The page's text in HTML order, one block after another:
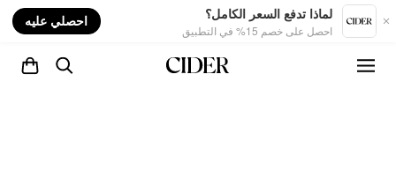
لماذا تدفع السعر الكامل؟
احصل على خصم 15% في التطبيق
احصلي عليه